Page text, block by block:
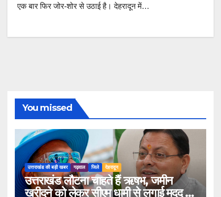
एक बार फिर जोर-शोर से उठाई है। देहरादून में…
You missed
उत्तराखंड की बड़ी खबर गढ़वाल जिले देहरादून
उत्तराखंड लौटना चाहते हैं ऋषभ, जमीन
खरीदने को लेकर सीएम धामी से लगाई मदद की